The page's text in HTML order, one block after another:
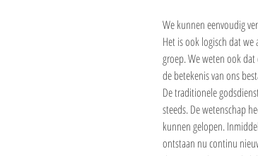
We kunnen eenvoudig
Het is ook logisch dat we
groep. We weten ook dat
de betekenis van ons
De traditionele
steeds. De wetenschap
kunnen gelopen.
ontstaan nu continu